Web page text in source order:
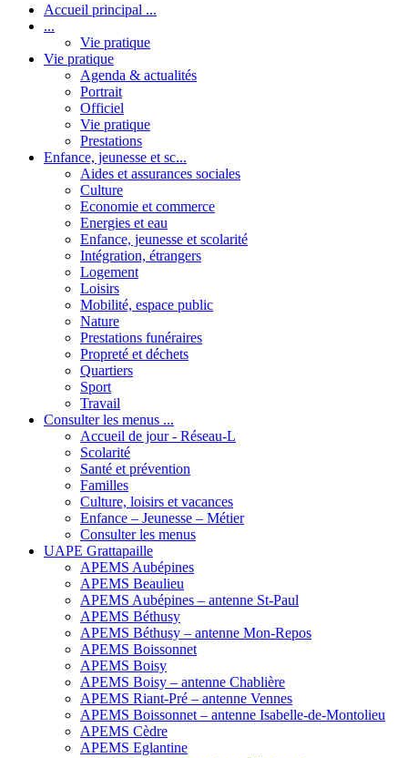
Accueil principal ...
...
Vie pratique
Vie pratique
Agenda & actualités
Portrait
Officiel
Vie pratique
Prestations
Enfance, jeunesse et sc...
Aides et assurances sociales
Culture
Economie et commerce
Energies et eau
Enfance, jeunesse et scolarité
Intégration, étrangers
Logement
Loisirs
Mobilité, espace public
Nature
Prestations funéraires
Propreté et déchets
Quartiers
Sport
Travail
Consulter les menus ...
Accueil de jour - Réseau-L
Scolarité
Santé et prévention
Familles
Culture, loisirs et vacances
Enfance – Jeunesse – Métier
Consulter les menus
UAPE Grattapaille
APEMS Aubépines
APEMS Beaulieu
APEMS Aubépines – antenne St-Paul
APEMS Béthusy
APEMS Béthusy – antenne Mon-Repos
APEMS Boissonnet
APEMS Boisy
APEMS Boisy – antenne Chablière
APEMS Riant-Pré – antenne Vennes
APEMS Boissonnet – antenne Isabelle-de-Montolieu
APEMS Cèdre
APEMS Eglantine